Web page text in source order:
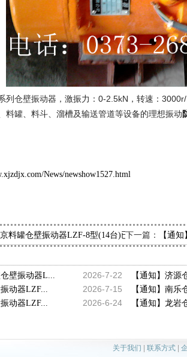
列仓壁振动器，激振力：0-2.5kN，转速：
料罐、料斗、溜槽及输送管道等设备的理想振动
News/newshow1527.html
京料罐仓壁振动器LZF-8型(14台)已发出，请郎经
下一篇： 【通
2026-7-22
仓壁振动器L... 【通知】济源
2026-7-15
动器LZF... 【通知】南乐
2026-6-24
动器LZF... 【通知】龙岩
关于我们 联系方式|